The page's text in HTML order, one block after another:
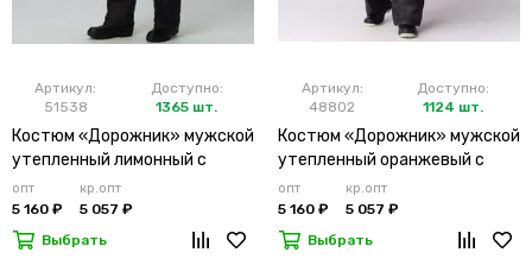
Артикул:
51538
Доступно:
1365 шт.
Костюм «Дорожник» мужской
утепленный лимонный с
брюками
опт
5 160 ₽
кр.опт
5 057 ₽
Выбрать
Артикул:
48802
Доступно:
1124 шт.
Костюм «Дорожник» мужской
утепленный оранжевый с
брюками
опт
5 160 ₽
кр.опт
5 057 ₽
Выбрать